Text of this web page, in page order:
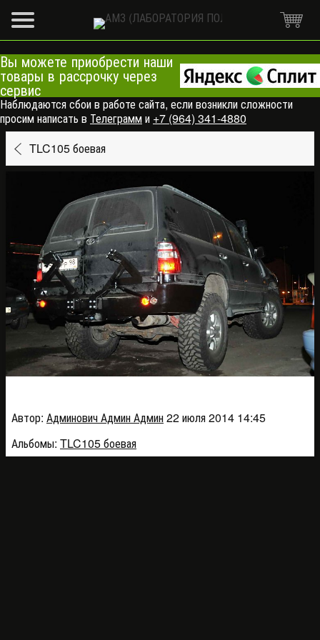
Вы можете приобрести наши
товары в рассрочку через
сервис
Наблюдаются сбои в работе сайта, если возникли сложности
просим написать в Телеграмми +7 (964) 341-4880
TLC105 боевая
Автор: Админович Админ Админ22 июля 2014 14:45
Альбомы: TLC105 боевая